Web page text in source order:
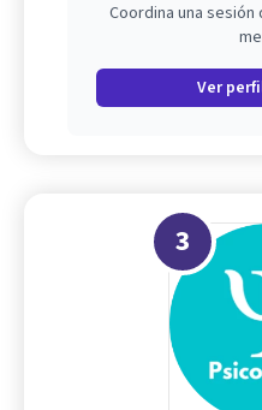
Coordina una
Ver
3